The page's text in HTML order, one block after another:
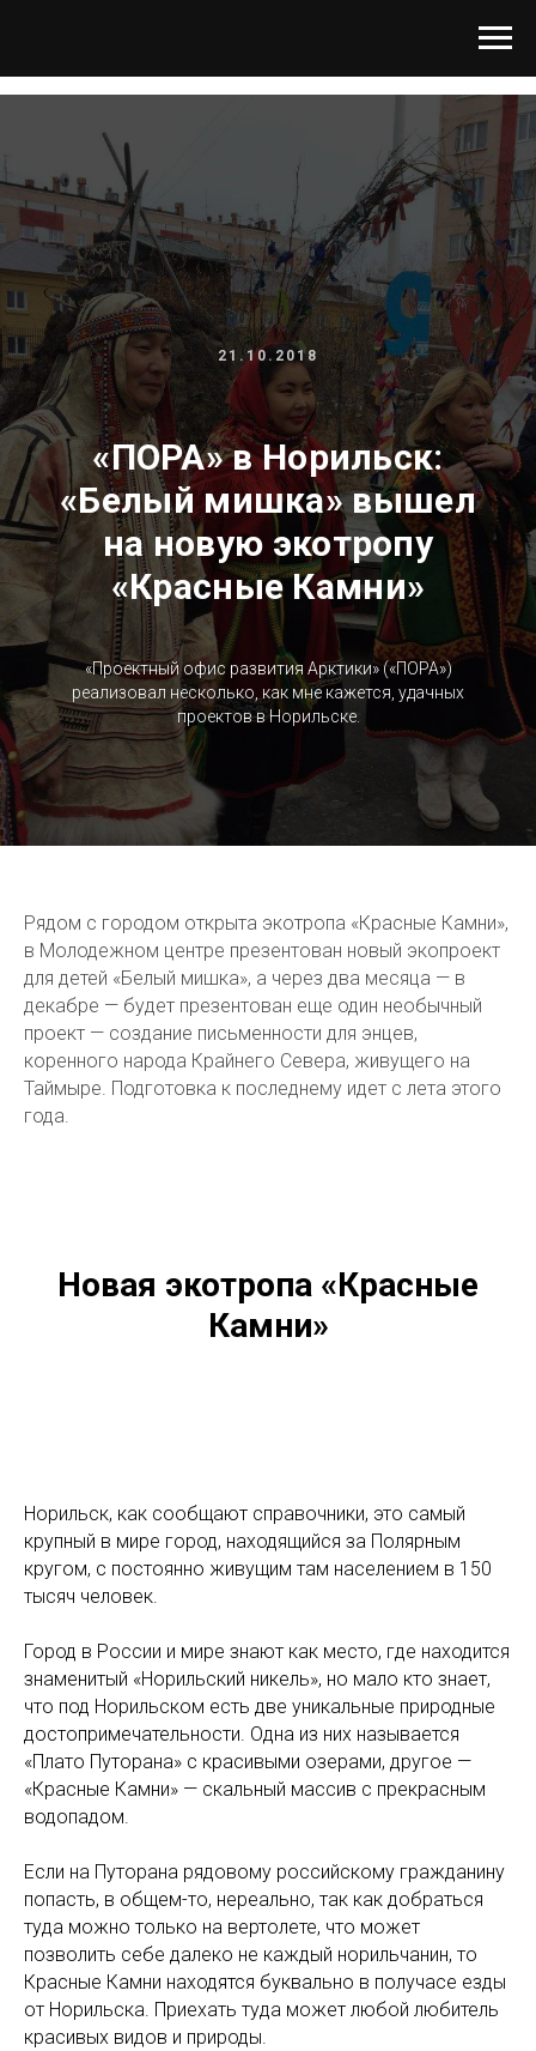
21.10.2018
«ПОРА» в Норильск:
«Белый мишка» вышел
на новую экотропу
«Красные Камни»
«Проектный офис развития Арктики» («ПОРА»)
реализовал несколько, как мне кажется, удачных
проектов в Норильске.
Рядом с городом открыта экотропа «Красные Камни»,
в Молодежном центре презентован новый экопроект
для детей «Белый мишка», а через два месяца — в
декабре — будет презентован еще один необычный
проект — создание письменности для энцев,
коренного народа Крайнего Севера, живущего на
Таймыре. Подготовка к последнему идет с лета этого
года.
Новая экотропа «Красные
Камни»
Норильск, как сообщают справочники, это самый
крупный в мире город, находящийся за Полярным
кругом, с постоянно живущим там населением в 150
тысяч человек.
Город в России и мире знают как место, где находится
знаменитый «Норильский никель», но мало кто знает,
что под Норильском есть две уникальные природные
достопримечательности. Одна из них называется
«Плато Путорана» с красивыми озерами, другое —
«Красные Камни» — скальный массив с прекрасным
водопадом.
Если на Путорана рядовому российскому гражданину
попасть, в общем-то, нереально, так как добраться
туда можно только на вертолете, что может
позволить себе далеко не каждый норильчанин, то
Красные Камни находятся буквально в получасе езды
от Норильска. Приехать туда может любой любитель
красивых видов и природы.